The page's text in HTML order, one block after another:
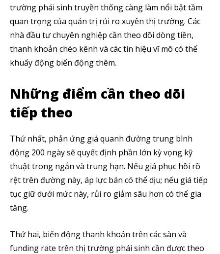
trường phái sinh truyền thống càng làm nổi bật tầm
quan trọng của quản trị rủi ro xuyên thị trường. Các
nhà đầu tư chuyên nghiệp cần theo dõi dòng tiền,
thanh khoản chéo kênh và các tín hiệu vĩ mô có thể
khuấy động biến động thêm.
Những điểm cần theo dõi
tiếp theo
Thứ nhất, phản ứng giá quanh đường trung bình
động 200 ngày sẽ quyết định phần lớn kỳ vọng kỹ
thuật trong ngắn và trung hạn. Nếu giá phục hồi rõ
rệt trên đường này, áp lực bán có thể dịu; nếu giá tiếp
tục giữ dưới mức này, rủi ro giảm sâu hơn có thể gia
tăng.
Thứ hai, biến động thanh khoản trên các sàn và
funding rate trên thị trường phái sinh cần được theo